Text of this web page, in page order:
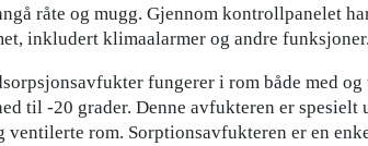
råte og mugg. Gjennom kontrollpanelet
inkludert klimaalarmer og andre funksjoner.
fungerer i rom både med
til -20 grader. Denne avfukteren er
ventilerte rom. Sorptionsavfukteren er en